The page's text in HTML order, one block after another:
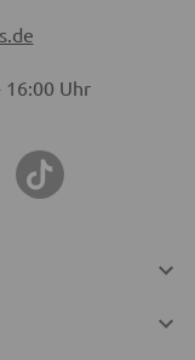
16:00 Uhr